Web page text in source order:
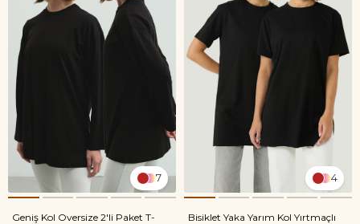
7
Geniş Kol Oversize 2'li Paket T-
4
Bisiklet Yaka Yarım Kol Yırtmaçlı